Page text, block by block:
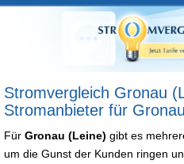
Stromvergleich Gronau
Stromanbieter für
Für Gronau (Leine) gibt es
um die Gunst der Kunden ringen